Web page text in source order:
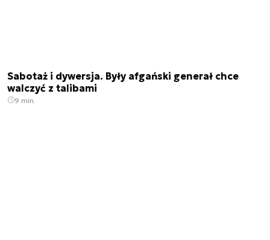
Sabotaż i dywersja. Były afgański generał chce
walczyć z talibami
9 min.